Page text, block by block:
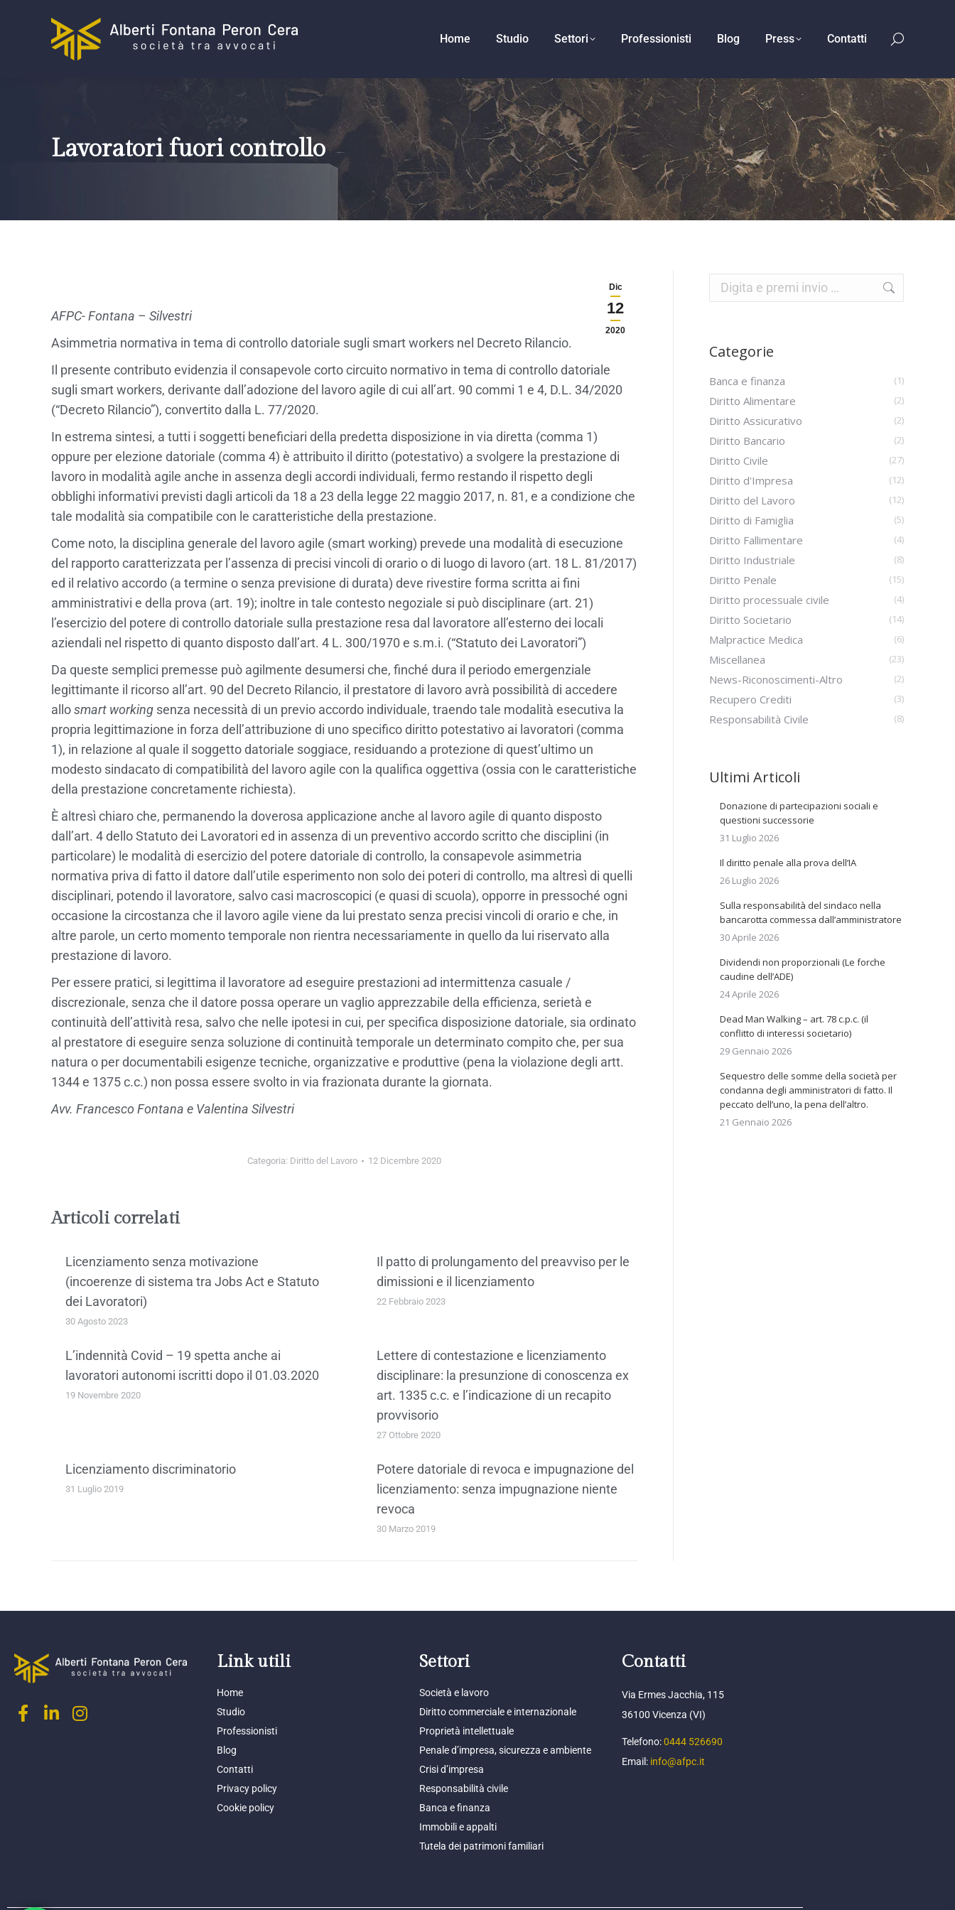
Home Studio Settori Professionisti Blog Press Contatti
Lavoratori fuori controllo
Dic
12
2020
AFPC- Fontana – Silvestri
Asimmetria normativa in tema di controllo datoriale sugli smart workers nel Decreto Rilancio.
Il presente contributo evidenzia il consapevole corto circuito normativo in tema di controllo datoriale
sugli smart workers, derivante dall’adozione del lavoro agile di cui all’art. 90 commi 1 e 4, D.L. 34/2020
(“Decreto Rilancio”), convertito dalla L. 77/2020.
In estrema sintesi, a tutti i soggetti beneficiari della predetta disposizione in via diretta (comma 1)
oppure per elezione datoriale (comma 4) è attribuito il diritto (potestativo) a svolgere la prestazione di
lavoro in modalità agile anche in assenza degli accordi individuali, fermo restando il rispetto degli
obblighi informativi previsti dagli articoli da 18 a 23 della legge 22 maggio 2017, n. 81, e a condizione che
tale modalità sia compatibile con le caratteristiche della prestazione.
Come noto, la disciplina generale del lavoro agile (smart working) prevede una modalità di esecuzione
del rapporto caratterizzata per l’assenza di precisi vincoli di orario o di luogo di lavoro (art. 18 L. 81/2017)
ed il relativo accordo (a termine o senza previsione di durata) deve rivestire forma scritta ai fini
amministrativi e della prova (art. 19); inoltre in tale contesto negoziale si può disciplinare (art. 21)
l’esercizio del potere di controllo datoriale sulla prestazione resa dal lavoratore all’esterno dei locali
aziendali nel rispetto di quanto disposto dall’art. 4 L. 300/1970 e s.m.i. (“Statuto dei Lavoratori”)
Da queste semplici premesse può agilmente desumersi che, finché dura il periodo emergenziale
legittimante il ricorso all’art. 90 del Decreto Rilancio, il prestatore di lavoro avrà possibilità di accedere
allosmart working senza necessità di un previo accordo individuale, traendo tale modalità esecutiva la
propria legittimazione in forza dell’attribuzione di uno specifico diritto potestativo ai lavoratori (comma
1), in relazione al quale il soggetto datoriale soggiace, residuando a protezione di quest’ultimo un
modesto sindacato di compatibilità del lavoro agile con la qualifica oggettiva (ossia con le caratteristiche
della prestazione concretamente richiesta).
È altresì chiaro che, permanendo la doverosa applicazione anche al lavoro agile di quanto disposto
dall’art. 4 dello Statuto dei Lavoratori ed in assenza di un preventivo accordo scritto che disciplini (in
particolare) le modalità di esercizio del potere datoriale di controllo, la consapevole asimmetria
normativa priva di fatto il datore dall’utile esperimento non solo dei poteri di controllo, ma altresì di quelli
disciplinari, potendo il lavoratore, salvo casi macroscopici (e quasi di scuola), opporre in pressoché ogni
occasione la circostanza che il lavoro agile viene da lui prestato senza precisi vincoli di orario e che, in
altre parole, un certo momento temporale non rientra necessariamente in quello da lui riservato alla
prestazione di lavoro.
Per essere pratici, si legittima il lavoratore ad eseguire prestazioni ad intermittenza casuale /
discrezionale, senza che il datore possa operare un vaglio apprezzabile della efficienza, serietà e
continuità dell’attività resa, salvo che nelle ipotesi in cui, per specifica disposizione datoriale, sia ordinato
al prestatore di eseguire senza soluzione di continuità temporale un determinato compito che, per sua
natura o per documentabili esigenze tecniche, organizzative e produttive (pena la violazione degli artt.
1344 e 1375 c.c.) non possa essere svolto in via frazionata durante la giornata.
Avv. Francesco Fontana e Valentina Silvestri
Categoria: Diritto del Lavoro 12 Dicembre 2020
Articoli correlati
Licenziamento senza motivazione
(incoerenze di sistema tra Jobs Act e Statuto
dei Lavoratori)
30 Agosto 2023
Il patto di prolungamento del preavviso per le
dimissioni e il licenziamento
22 Febbraio 2023
L’indennità Covid – 19 spetta anche ai
lavoratori autonomi iscritti dopo il 01.03.2020
19 Novembre 2020
Lettere di contestazione e licenziamento
disciplinare: la presunzione di conoscenza ex
art. 1335 c.c. e l’indicazione di un recapito
provvisorio
27 Ottobre 2020
Licenziamento discriminatorio
31 Luglio 2019
Potere datoriale di revoca e impugnazione del
licenziamento: senza impugnazione niente
revoca
30 Marzo 2019
Categorie
Banca e finanza (1)
Diritto Alimentare (2)
Diritto Assicurativo (2)
Diritto Bancario (2)
Diritto Civile (27)
Diritto d'Impresa (12)
Diritto del Lavoro (12)
Diritto di Famiglia (5)
Diritto Fallimentare (4)
Diritto Industriale (8)
Diritto Penale (15)
Diritto processuale civile (4)
Diritto Societario (14)
Malpractice Medica (6)
Miscellanea (23)
News-Riconoscimenti-Altro (2)
Recupero Crediti (3)
Responsabilità Civile (8)
Ultimi Articoli
Donazione di partecipazioni sociali e
questioni successorie
31 Luglio 2026
Il diritto penale alla prova dell’IA
26 Luglio 2026
Sulla responsabilità del sindaco nella
bancarotta commessa dall’amministratore
30 Aprile 2026
Dividendi non proporzionali (Le forche
caudine dell’ADE)
24 Aprile 2026
Dead Man Walking – art. 78 c.p.c. (il
conflitto di interessi societario)
29 Gennaio 2026
Sequestro delle somme della società per
condanna degli amministratori di fatto. Il
peccato dell’uno, la pena dell’altro.
21 Gennaio 2026
Link utili
Home
Studio
Professionisti
Blog
Contatti
Privacy policy
Cookie policy
Settori
Società e lavoro
Diritto commerciale e internazionale
Proprietà intellettuale
Penale d’impresa, sicurezza e ambiente
Crisi d’impresa
Responsabilità civile
Banca e finanza
Immobili e appalti
Tutela dei patrimoni familiari
Contatti
Via Ermes Jacchia, 115
36100 Vicenza (VI)
Telefono:0444 526690
Email: info@afpc.it